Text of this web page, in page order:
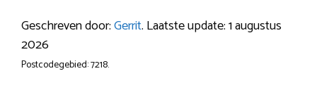
Geschreven door:Gerrit. Laatste update: 1 augustus
2026
Postcodegebied: 7218.